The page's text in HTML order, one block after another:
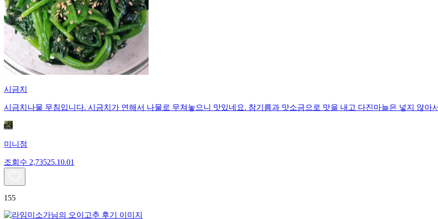
시금치
시금치나물 무침입니다. 시금치가 연해서 나물로 무쳐놓으니 맛있네요. 참기름과 맛소금으로 맛을 내고 다진마늘은 넣지 않아
미니정
조회수 2,73525.10.01
155